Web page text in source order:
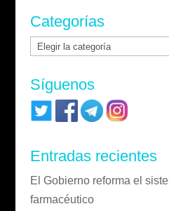
Categorías
Categorías
Síguenos
Entradas recientes
El Gobierno reforma el
farmacéutico